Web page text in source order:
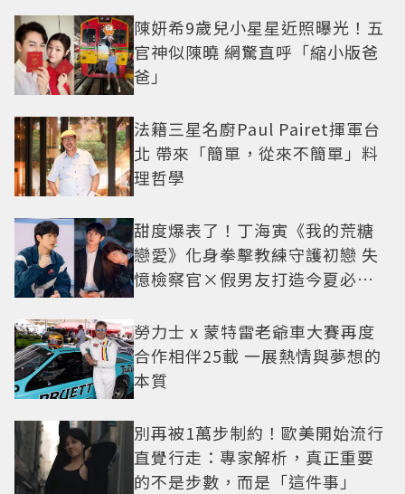
陳妍希9歲兒小星星近照曝光！五
官神似陳曉 網驚直呼「縮小版爸
爸」
法籍三星名廚Paul Pairet揮軍台
北 帶來「簡單，從來不簡單」料
理哲學
甜度爆表了！丁海寅《我的荒糖
戀愛》化身拳擊教練守護初戀 失
憶檢察官×假男友打造今夏必看
勞力士 x 蒙特雷老爺車大賽再度
合作相伴25載 一展熱情與夢想的
本質
別再被1萬步制約！歐美開始流行
直覺行走：專家解析，真正重要
的不是步數，而是「這件事」